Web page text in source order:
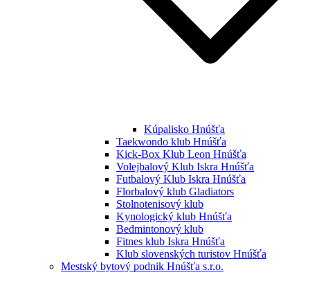
Kúpalisko Hnúšťa
Taekwondo klub Hnúšťa
Kick-Box Klub Leon Hnúšťa
Volejbalový Klub Iskra Hnúšťa
Futbalový Klub Iskra Hnúšťa
Florbalový klub Gladiators
Stolnotenisový klub
Kynologický klub Hnúšťa
Bedmintonový klub
Fitnes klub Iskra Hnúšťa
Klub slovenských turistov Hnúšťa
Mestský bytový podnik Hnúšťa s.r.o.